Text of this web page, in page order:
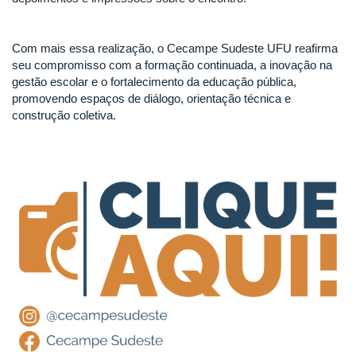
Com mais essa realização, o Cecampe Sudeste UFU reafirma
seu compromisso com a formação continuada, a inovação na
gestão escolar e o fortalecimento da educação pública,
promovendo espaços de diálogo, orientação técnica e
construção coletiva.